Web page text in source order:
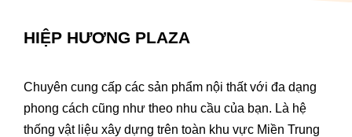
HIỆP HƯƠNG PLAZA
Chuyên cung cấp các sản phẩm nội thất với đa dạng
phong cách cũng như theo nhu cầu của bạn. Là hệ
thống vật liệu xây dựng trên toàn khu vực Miền Trung